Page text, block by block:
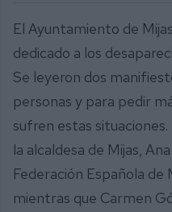
El Ayuntamiento de
dedicado a los
Se leyeron dos
personas y para pedir
sufren estas
la alcaldesa de Mijas,
Federación Española de
mientras que Carmen